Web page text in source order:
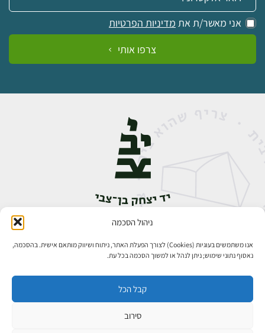
ניהול הסכמה
אנו משתמשים בעוגיות (Cookies) לצורך הפעלת האתר, ניתוח ושיווק מותאם אישית. בהסכמה,
נאסוף נתוני שימוש; ניתן לנהל או למשוך הסכמה בכל עת.
קבל הכל
סירוב
אני מאשר/ת את מדיניות הפרטיות
צרפו אותי
אבן גבירול 14, רחביה, ירושלים